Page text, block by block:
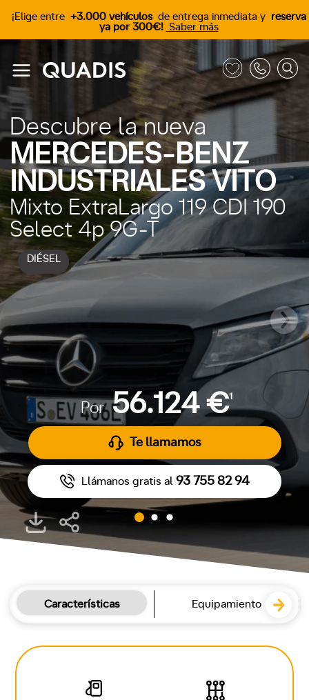
¡Elige entre +3.000 vehículos de entrega inmediata y reserva
ya por 300€! Saber más
Descubre la nueva
MERCEDES-BENZ
INDUSTRIALES VITO
DIÉSEL
Mixto ExtraLargo 119 CDI 190
Select 4p 9G-T
Por56.124 €1
Te llamamos
Llámanos gratis al 93 755 82 94
Características Equipamiento